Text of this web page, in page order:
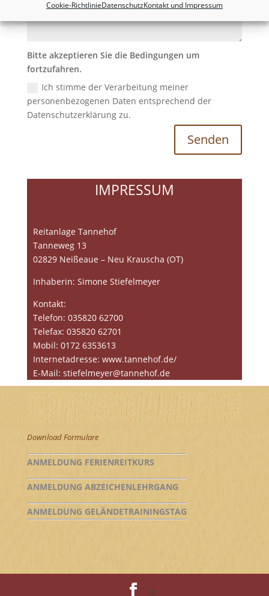
Cookie-RichtlinieDatenschutzKontakt und Impressum
Bitte akzeptieren Sie die Bedingungen um
fortzufahren.
Ich stimme der Verarbeitung meiner
personenbezogenen Daten entsprechend der
Datenschutzerklärung zu.
Senden
IMPRESSUM
Reitanlage Tannehof
Tanneweg 13
02829 Neißeaue – Neu Krauscha (OT)
Inhaberin: Simone Stiefelmeyer
Kontakt:
Telefon: 035820 62700
Telefax: 035820 62701
Mobil: 0172 6353613
Internetadresse: www.tannehof.de/
E-Mail: stiefelmeyer@tannehof.de
Download Formulare
ANMELDUNG FERIENREITKURS
ANMELDUNG ABZEICHENLEHRGANG
ANMELDUNG GELÄNDETRAININGSTAG